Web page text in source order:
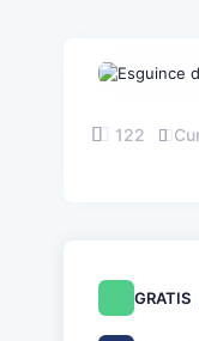
122
GRATIS